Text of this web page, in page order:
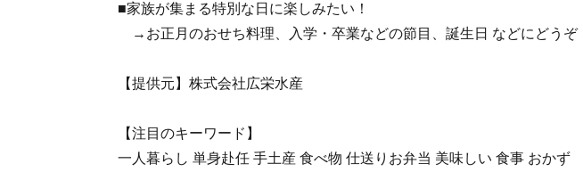
■家族が集まる特別な日に楽しみたい！
→お正月のおせち料理、入学・卒業などの節目、誕生日 などにどうぞ
【提供元】株式会社広栄水産
【注目のキーワード】
一人暮らし 単身赴任 手土産 食べ物 仕送りお弁当 美味しい 食事 おかず